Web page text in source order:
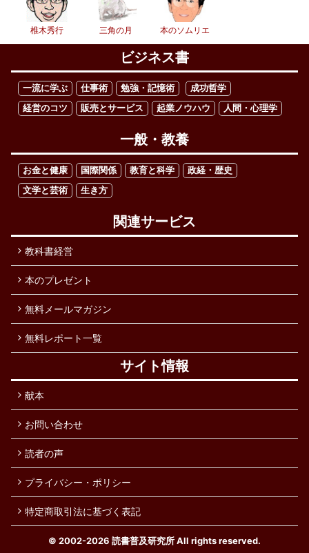
椎木秀行 三角の月 本のソムリエ
ビジネス書
一流に学ぶ 仕事術 勉強・記憶術
成功哲学
経営のコツ
販売とサービス 起業ノウハウ 人間・心理学
一般・教養
お金と健康 国際関係 教育と科学
政経・歴史
文学と芸術
生き方
関連サービス
教科書経営
本のプレゼント
無料メールマガジン
無料レポート一覧
サイト情報
献本
お問い合わせ
読者の声
プライバシー・ポリシー
特定商取引法に基づく表記
© 2002-2026 読書普及研究所 All rights reserved.